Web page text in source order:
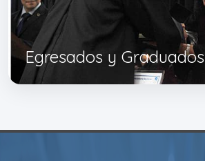
Egresados y Graduados